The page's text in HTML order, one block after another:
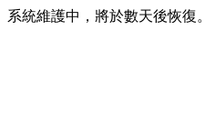
系統維護中，將於數天後恢復。